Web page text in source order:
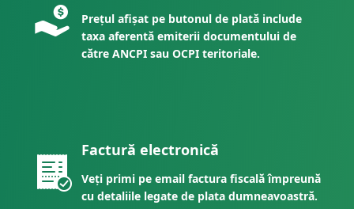
Prețul afișat pe butonul de plată include
taxa aferentă emiterii documentului de
către ANCPI sau OCPI teritoriale.
Factură electronică
Veți primi pe email factura fiscală împreună
cu detaliile legate de plata dumneavoastră.